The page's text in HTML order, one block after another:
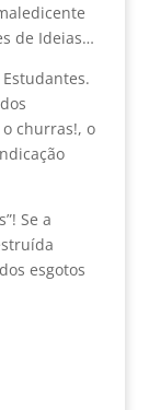
de Ideias…
churras!, o
Se a
esgotos